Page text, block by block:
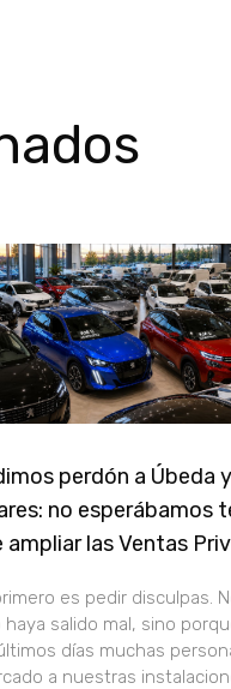
perdón a Úbeda y
no esperábamos
ampliar las Ventas
es pedir disculpas.
haya salido mal, sino
días muchas
a nuestras